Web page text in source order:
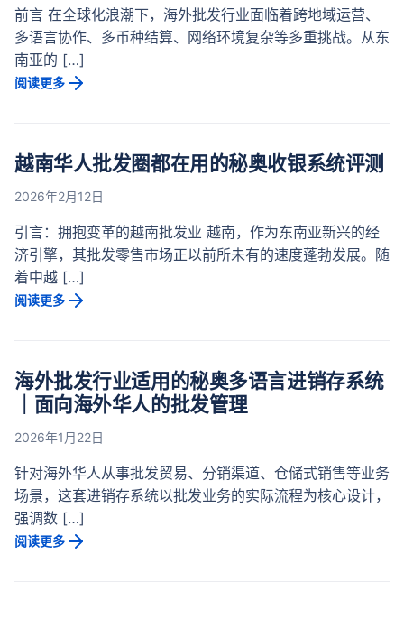
前言 在全球化浪潮下，海外批发行业面临着跨地域运营、
多语言协作、多币种结算、网络环境复杂等多重挑战。从东
南亚的 […]
阅读更多
越南华人批发圈都在用的秘奥收银系统评测
2026年2月12日
引言：拥抱变革的越南批发业 越南，作为东南亚新兴的经
济引擎，其批发零售市场正以前所未有的速度蓬勃发展。随
着中越 […]
阅读更多
海外批发行业适用的秘奥多语言进销存系统
｜面向海外华人的批发管理
2026年1月22日
针对海外华人从事批发贸易、分销渠道、仓储式销售等业务
场景，这套进销存系统以批发业务的实际流程为核心设计，
强调数 […]
阅读更多